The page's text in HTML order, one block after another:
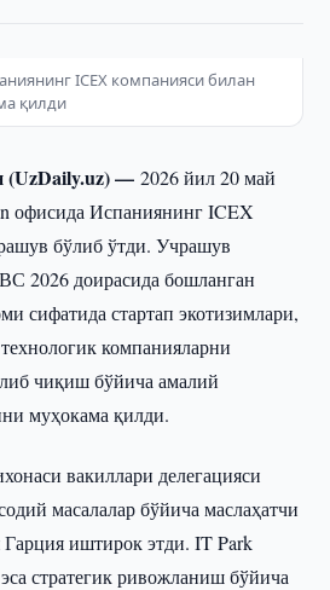
ICEX компанияси билан
қилди
(UzDaily.uz) —2026 йил 20 май
офисида Испаниянинг ICEX
бўлиб ўтди. Учрашув
2026 доирасида бошланган
сифатида стартап экотизимлари,
компанияларни
чиқиш бўйича амалий
муҳокама қилди.
вакиллари делегацияси
масалалар бўйича маслаҳатчи
иштирок этди. IT Park
стратегик ривожланиш бўйича